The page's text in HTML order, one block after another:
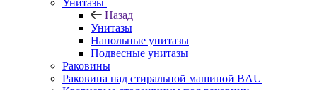
Унитазы
Назад
Унитазы
Напольные унитазы
Подвесные унитазы
Раковины
Раковина над стиральной машиной BAU